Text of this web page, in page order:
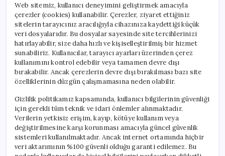
Web sitemiz, kullanıcı deneyimini geliştirmek amacıyla
çerezler (cookies) kullanabilir. Çerezler, ziyaret ettiğiniz
sitelerin tarayıcınız aracılığıyla cihazınıza kaydettiği küçük
veri dosyalarıdır. Bu dosyalar sayesinde site tercihlerinizi
hatırlayabilir, size daha hızlı ve kişiselleştirilmiş bir hizmet
sunabiliriz. Kullanıcılar, tarayıcı ayarları üzerinden çerez
kullanımını kontrol edebilir veya tamamen devre dışı
bırakabilir. Ancak çerezlerin devre dışı bırakılması bazı site
özelliklerinin düzgün çalışmamasına neden olabilir.
Gizlilik politikamız kapsamında, kullanıcı bilgilerinin güvenliği
için gerekli tüm teknik ve idari önlemler alınmaktadır.
Verilerin yetkisiz erişim, kayıp, kötüye kullanım veya
değiştirilmesine karşı korunması amacıyla güncel güvenlik
sistemleri kullanılmaktadır. Ancak internet ortamında hiçbir
veri aktarımının %100 güvenli olduğu garanti edilemez. Bu